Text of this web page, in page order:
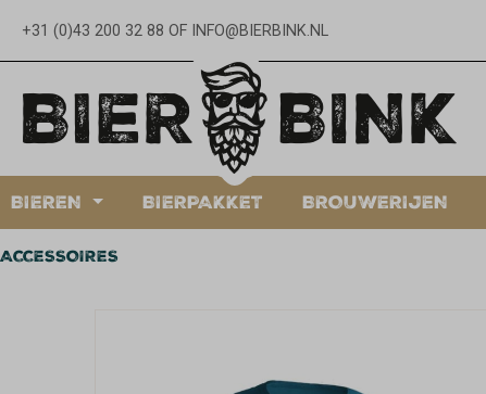
Ga naar de hoofdnavigatie
+31 (0)43 200 32 88 OF INFO@BIERBINK.NL
BIEREN BIERPAKKET BROUWERIJEN
ACCESSOIRES